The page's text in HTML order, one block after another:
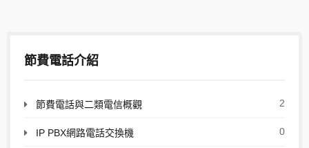
節費電話介紹
節費電話與二類電信概觀 2
IP PBX網路電話交換機 0